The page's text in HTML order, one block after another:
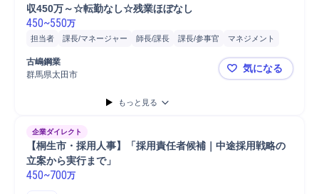
収450万～☆転勤なし☆残業ほぼなし
450~550万
担当者 課長/マネージャー 師長/課長 課長/参事官
マネジメント
進捗管理
古嶋鋼業
群馬県太田市
☆マル秘求
気になる
もっと見る
企業ダイレクト
【桐生市・採用人事】「採用責任者候補｜中途採用戦略の
立案から実行まで」
450~700万